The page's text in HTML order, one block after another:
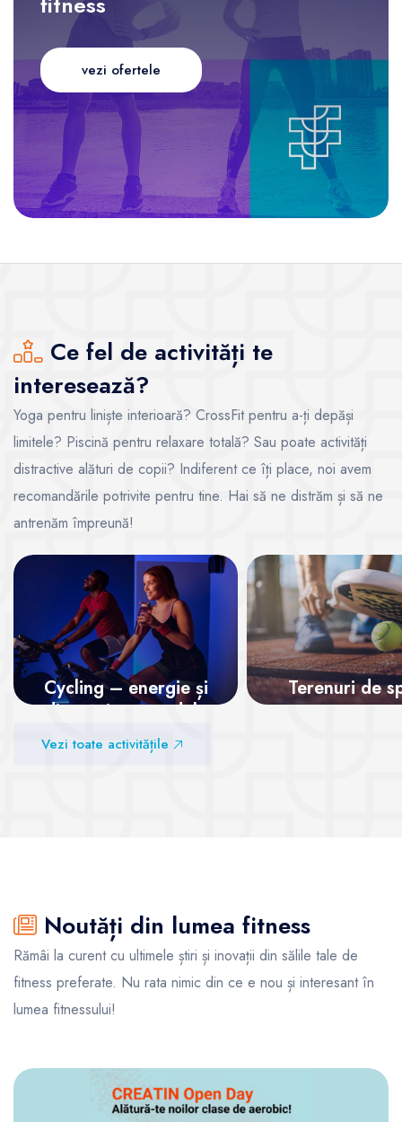
vezi ofertele
Ce fel de activități te
interesează?
Yoga pentru liniște interioară? CrossFit pentru a-ți depăși
limitele? Piscină pentru relaxare totală? Sau poate activități
distractive alături de copii? Indiferent ce îți place, noi avem
recomandările potrivite pentru tine. Hai să ne distrăm și să ne
antrenăm împreună!
Cycling – energie și
distracție pe pedale
Terenuri de
Vezi toate activitățile
Noutăți din lumea fitness
Rămâi la curent cu ultimele știri și inovații din sălile tale de
fitness preferate. Nu rata nimic din ce e nou și interesant în
lumea fitnessului!